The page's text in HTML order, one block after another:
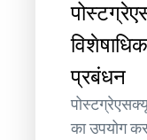
प्रबंधन
का उपयोग